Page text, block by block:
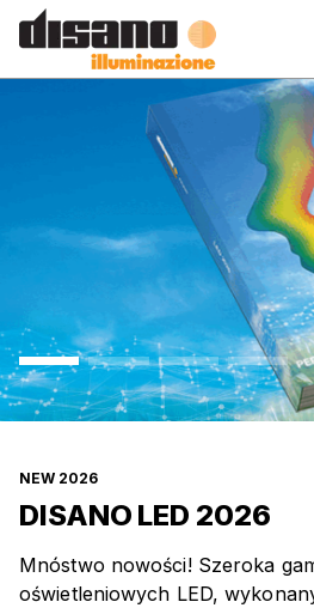
NEW 2026
DISANO LED 2026
Mnóstwo nowości! Szeroka
oświetleniowych LED,